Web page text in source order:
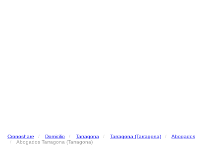
Cronoshare Domicilio Tarragona Tarragona (Tarragona)
Abogados
Abogados Tarragona (Tarragona)